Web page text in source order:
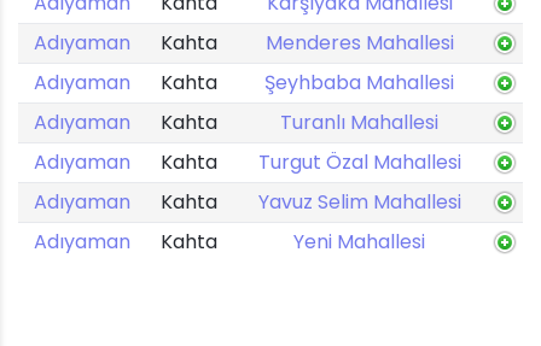
Adıyaman
Kahta
Menderes Mahallesi
Adıyaman
Kahta
Şeyhbaba Mahallesi
Adıyaman
Kahta
Turanlı Mahallesi
Adıyaman
Kahta
Turgut Özal Mahallesi
Adıyaman
Kahta
Yavuz Selim Mahallesi
Adıyaman
Kahta Yeni Mahallesi